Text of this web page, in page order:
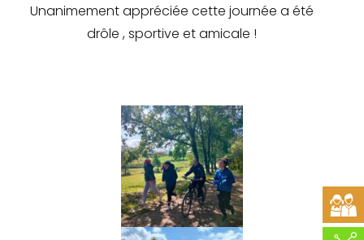
Unanimement appréciée cette journée a été
drôle , sportive et amicale !